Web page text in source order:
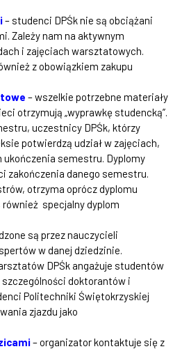
– studenci DPŚk nie są obciążani
Zależy nam na aktywnym
i zajęciach warsztatowych.
z obowiązkiem zakupu
– wszelkie potrzebne materiały
otrzymują „wyprawkę studencką”.
uczestnicy DPŚk, którzy
potwierdzą udział w zajęciach,
semestru. Dyplomy
zakończenia danego semestru.
otrzyma oprócz dyplomu
specjalny dyplom
są przez nauczycieli
w danej dziedzinie.
DPŚk angażuje studentów
doktorantów i
Politechniki Świętokrzyskiej
zjazdu jako
– organizator kontaktuje się z